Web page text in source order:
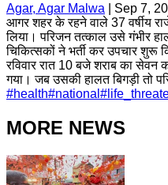
Agar, Agar Malwa
Sep 7,
आगर शहर के रहने वाले 37 वर्षीय
लिया। परिजन तत्काल उसे गंभीर
चिकित्सकों ने भर्ती कर उपचार शुरू
रविवार रात 10 बजे शराब का सेवन
गया। जब उसकी हालत बिगड़ी तो
#health#national #
MORE NEWS